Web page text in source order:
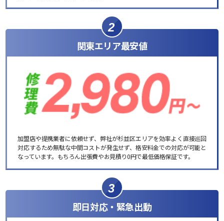
2
関東エリア最安値
加盟店や提携業者に依頼せず、弊社が杉並区エリアを効率よく直接巡回
対応するため無駄な中間コストが発生せず、格安料金での対応が可能と
なっています。もちろん出張費やお見積り0円で最低価格保証です。
3
即日対応・緊急出動